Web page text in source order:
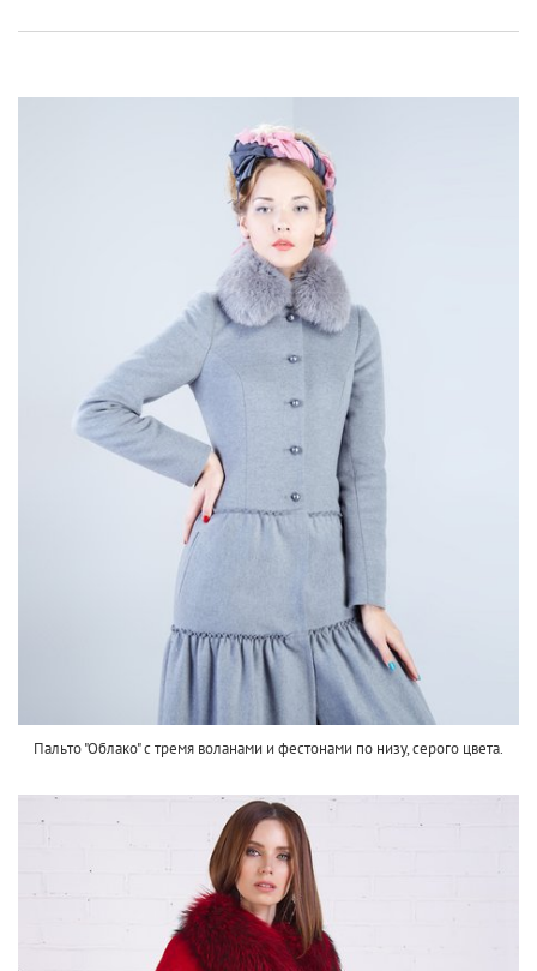
Пальто "Облако" с тремя воланами и фестонами по низу, серого цвета.